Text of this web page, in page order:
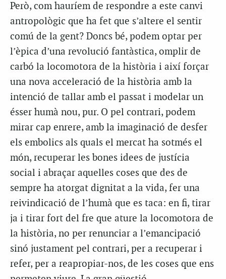
Però, com hauríem de respondre a este canvi
antropològic que ha fet que s’altere el sentir
comú de la gent? Doncs bé, podem optar per
l’èpica d’una revolució fantàstica, omplir de
carbó la locomotora de la història i així forçar
una nova acceleració de la història amb la
intenció de tallar amb el passat i modelar un
ésser humà nou, pur. O pel contrari, podem
mirar cap enrere, amb la imaginació de desfer
els embolics als quals el mercat ha sotmés el
món, recuperar les bones idees de justícia
social i abraçar aquelles coses que des de
sempre ha atorgat dignitat a la vida, fer una
reivindicació de l’humà que es taca: en fi, tirar
ja i tirar fort del fre que ature la locomotora de
la història, no per renunciar a l’emancipació
sinó justament pel contrari, per a recuperar i
refer, per a reapropiar-nos, de les coses que ens